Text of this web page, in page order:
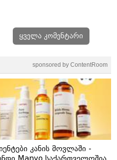
ყველა კომენტარი
sponsored by ContentRoom
კანის მოვლაში -